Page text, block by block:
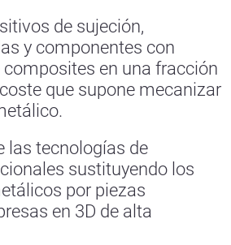
de sujeción,
y componentes con
en una fracción
que supone mecanizar
las tecnologías de
sustituyendo los
por piezas
en 3D de alta